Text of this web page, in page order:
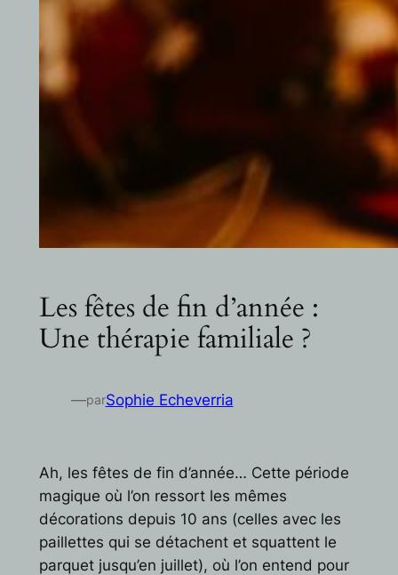
Les fêtes de fin d’année :
Une thérapie familiale ?
—parSophie Echeverria
Ah, les fêtes de fin d’année… Cette période
magique où l’on ressort les mêmes
décorations depuis 10 ans (celles avec les
paillettes qui se détachent et squattent le
parquet jusqu’en juillet), où l’on entend pour